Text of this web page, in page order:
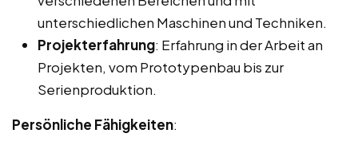
unterschiedlichen Maschinen und Techniken.
Projekterfahrung: Erfahrung in der Arbeit an
Projekten, vom Prototypenbau bis zur
Serienproduktion.
Persönliche Fähigkeiten: